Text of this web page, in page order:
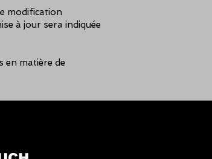
modification
à jour sera indiquée
en matière de